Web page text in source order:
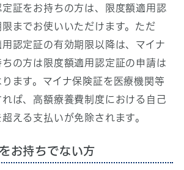
定証をお持ちの方は、限度額適用認
までお使いいただけます。ただ
用認定証の有効期限以降は、マイナ
の方は限度額適用認定証の申請は
ます。マイナ保険証を医療機関等
ば、高額療養費制度における自己
える支払いが免除されます。
お持ちでない方